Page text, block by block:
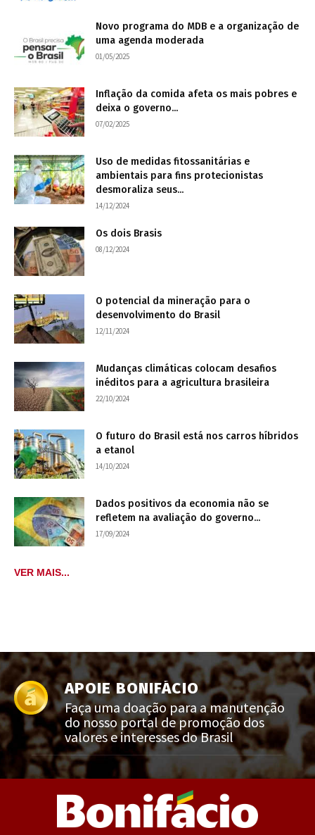
Novo programa do MDB e a organização de
uma agenda moderada
01/05/2025
Inflação da comida afeta os mais pobres e
deixa o governo...
07/02/2025
Uso de medidas fitossanitárias e
ambientais para fins protecionistas
desmoraliza seus...
14/12/2024
Os dois Brasis
08/12/2024
O potencial da mineração para o
desenvolvimento do Brasil
12/11/2024
Mudanças climáticas colocam desafios
inéditos para a agricultura brasileira
22/10/2024
O futuro do Brasil está nos carros híbridos
a etanol
14/10/2024
Dados positivos da economia não se
refletem na avaliação do governo...
17/09/2024
VER MAIS...
APOIE BONIFÁCIO
Faça uma doação para a manutenção
do nosso portal de promoção dos
valores e interesses do Brasil